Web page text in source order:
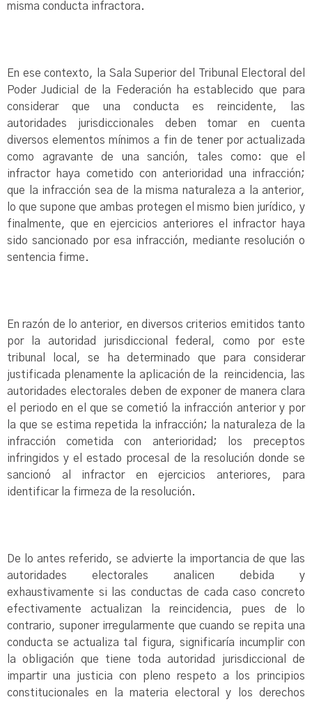
misma conducta infractora.
En ese contexto, la Sala Superior del Tribunal Electoral del
Poder Judicial de la Federación ha establecido que para
considerar que una conducta es reincidente, las
autoridades jurisdiccionales deben tomar en cuenta
diversos elementos mínimos a fin de tener por actualizada
como agravante de una sanción, tales como: que el
infractor haya cometido con anterioridad una infracción;
que la infracción sea de la misma naturaleza a la anterior,
lo que supone que ambas protegen el mismo bien jurídico, y
finalmente, que en ejercicios anteriores el infractor haya
sido sancionado por esa infracción, mediante resolución o
sentencia firme.
En razón de lo anterior, en diversos criterios emitidos tanto
por la autoridad jurisdiccional federal, como por este
tribunal local, se ha determinado que para considerar
justificada plenamente la aplicación de la reincidencia, las
autoridades electorales deben de exponer de manera clara
el periodo en el que se cometió la infracción anterior y por
la que se estima repetida la infracción; la naturaleza de la
infracción cometida con anterioridad; los preceptos
infringidos y el estado procesal de la resolución donde se
sancionó al infractor en ejercicios anteriores, para
identificar la firmeza de la resolución.
De lo antes referido, se advierte la importancia de que las
autoridades electorales analicen debida y
exhaustivamente si las conductas de cada caso concreto
efectivamente actualizan la reincidencia, pues de lo
contrario, suponer irregularmente que cuando se repita una
conducta se actualiza tal figura, significaría incumplir con
la obligación que tiene toda autoridad jurisdiccional de
impartir una justicia con pleno respeto a los principios
constitucionales en la materia electoral y los derechos